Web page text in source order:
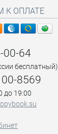
К ОПЛАТЕ
00-64
бесплатный)
8569
до 19:00